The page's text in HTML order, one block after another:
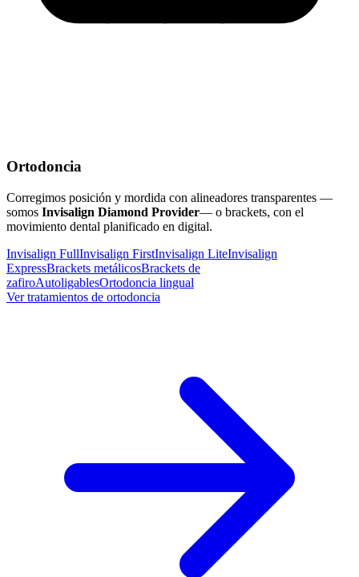
Ortodoncia
Corregimos posición y mordida con alineadores transparentes —
somos Invisalign Diamond Provider— o brackets, con el
movimiento dental planificado en digital.
Invisalign FullInvisalign FirstInvisalign LiteInvisalign
ExpressBrackets metálicosBrackets de
zafiroAutoligablesOrtodoncia lingual
Ver tratamientos de ortodoncia